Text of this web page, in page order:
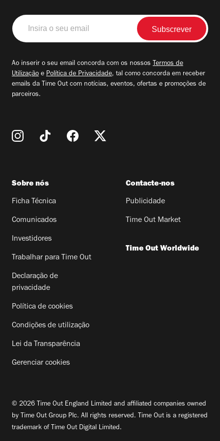
Insira
o
seu
Ao inserir o seu email concorda com os nossos Termos de
Utilização e Política de Privacidade, tal como concorda em receber
emails da Time Out com notícias, eventos, ofertas e promoções de
parceiros.
Sobre nós
Ficha Técnica
Comunicados
Investidores
Trabalhar para Time Out
Declaração de
privacidade
Política de cookies
Condições de utilização
Lei da Transparência
Gerenciar cookies
Contacte-nos
Publicidade
Time Out Market
Time Out Worldwide
© 2026 Time Out England Limited and affiliated companies owned
by Time Out Group Plc. All rights reserved. Time Out is a registered
trademark of Time Out Digital Limited.